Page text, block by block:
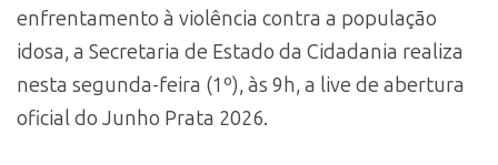
enfrentamento à violência contra a população
idosa, a Secretaria de Estado da Cidadania realiza
nesta segunda-feira (1º), às 9h, a live de abertura
oficial do Junho Prata 2026.